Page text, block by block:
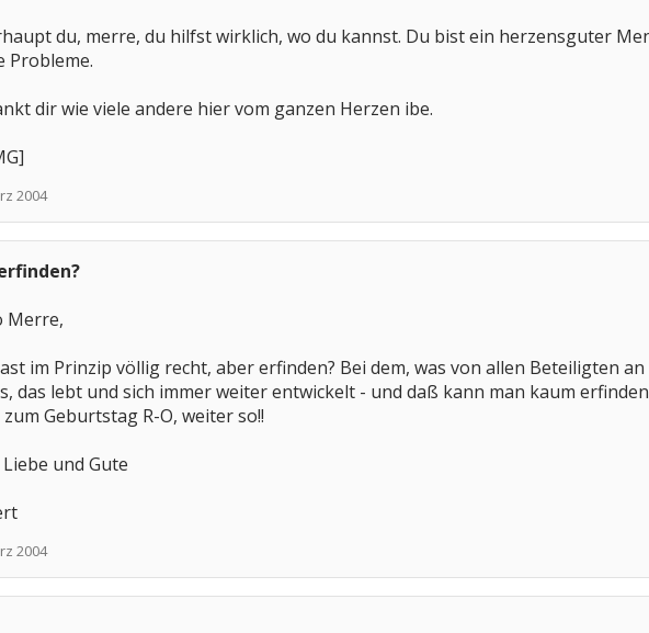
du, merre, du hilfst wirklich, wo du kannst. Du bist ein herzensguter
Probleme.
dir wie viele andere hier vom ganzen Herzen ibe.
2004
Merre,
im Prinzip völlig recht, aber erfinden? Bei dem, was von allen Beteiligten
das lebt und sich immer weiter entwickelt - und daß kann man kaum
Geburtstag R-O, weiter so!!
und Gute
2004